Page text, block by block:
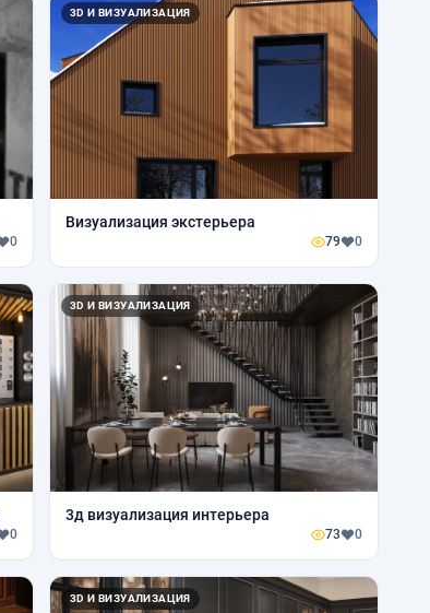
0
3D И ВИЗУАЛИЗАЦИЯ
Визуализация экстерьера
79 0
0
3D И ВИЗУАЛИЗАЦИЯ
3д визуализация интерьера
73 0
3D И ВИЗУАЛИЗАЦИЯ